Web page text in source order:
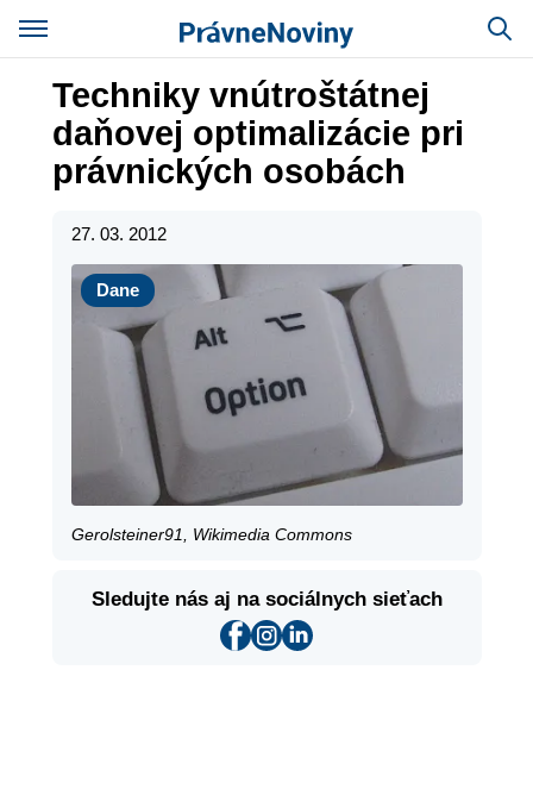
Techniky vnútroštátnej
daňovej optimalizácie pri
právnických osobách
27. 03. 2012
Dane
Dane
Gerolsteiner91, Wikimedia Commons
Sledujte nás aj na sociálnych sieťach